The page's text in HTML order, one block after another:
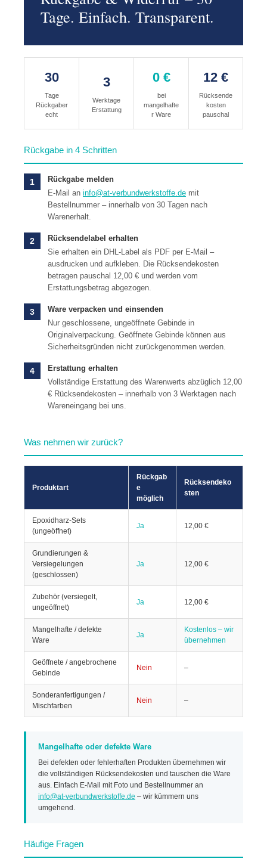
Tage. Einfach. Transparent.
30
Tage
Rückgaber
echt
3
Werktage
Erstattung
0 €
bei
mangelhafte
r Ware
12 €
Rücksende
kosten
pauschal
Rückgabe in 4 Schritten
1
Rückgabe melden
E-Mail an info@at-verbundwerkstoffe.de mit
Bestellnummer – innerhalb von 30 Tagen nach
Warenerhalt.
2
Rücksendelabel erhalten
Sie erhalten ein DHL-Label als PDF per E-Mail –
ausdrucken und aufkleben. Die Rücksendekosten
betragen pauschal 12,00 € und werden vom
Erstattungsbetrag abgezogen.
3
Ware verpacken und einsenden
Nur geschlossene, ungeöffnete Gebinde in
Originalverpackung. Geöffnete Gebinde können aus
Sicherheitsgründen nicht zurückgenommen werden.
4
Erstattung erhalten
Vollständige Erstattung des Warenwerts abzüglich 12,00
€ Rücksendekosten – innerhalb von 3 Werktagen nach
Wareneingang bei uns.
Was nehmen wir zurück?
Produktart
Rückgab
e
möglich
Rücksendeko
sten
Epoxidharz-Sets
(ungeöffnet)
Ja 12,00 €
Grundierungen &
Versiegelungen
(geschlossen)
Ja 12,00 €
Zubehör (versiegelt,
ungeöffnet)
Ja 12,00 €
Mangelhafte / defekte
Ware
Ja
Kostenlos – wir
übernehmen
Geöffnete / angebrochene
Gebinde
Nein –
Sonderanfertigungen /
Mischfarben
Nein –
Mangelhafte oder defekte Ware
Bei defekten oder fehlerhaften Produkten übernehmen wir
die vollständigen Rücksendekosten und tauschen die Ware
aus. Einfach E-Mail mit Foto und Bestellnummer an
info@at-verbundwerkstoffe.de – wir kümmern uns
umgehend.
Häufige Fragen